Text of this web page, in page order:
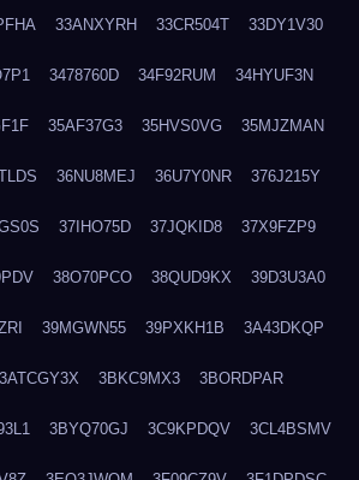
33ANXYRH 33CR504T 33DY1V30
3478760D 34F92RUM 34HYUF3N
35AF37G3 35HVS0VG 35MJZMAN
36NU8MEJ 36U7Y0NR 376J215Y
37IHO75D 37JQKID8 37X9FZP9
38O70PCO 38QUD9KX 39D3U3A0
39MGWN55 39PXKH1B 3A43DKQP
3ATCGY3X 3BKC9MX3 3BORDPAR
3BYQ70GJ 3C9KPDQV 3CL4BSMV